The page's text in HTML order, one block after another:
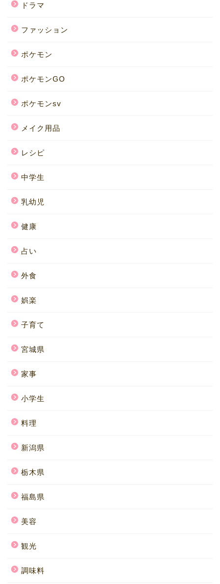
ドラマ
ファッション
ポケモン
ポケモンGO
ポケモンsv
メイク用品
レシピ
中学生
乳幼児
健康
占い
外食
娯楽
子育て
宮城県
家事
小学生
料理
新潟県
栃木県
福島県
美容
観光
調味料